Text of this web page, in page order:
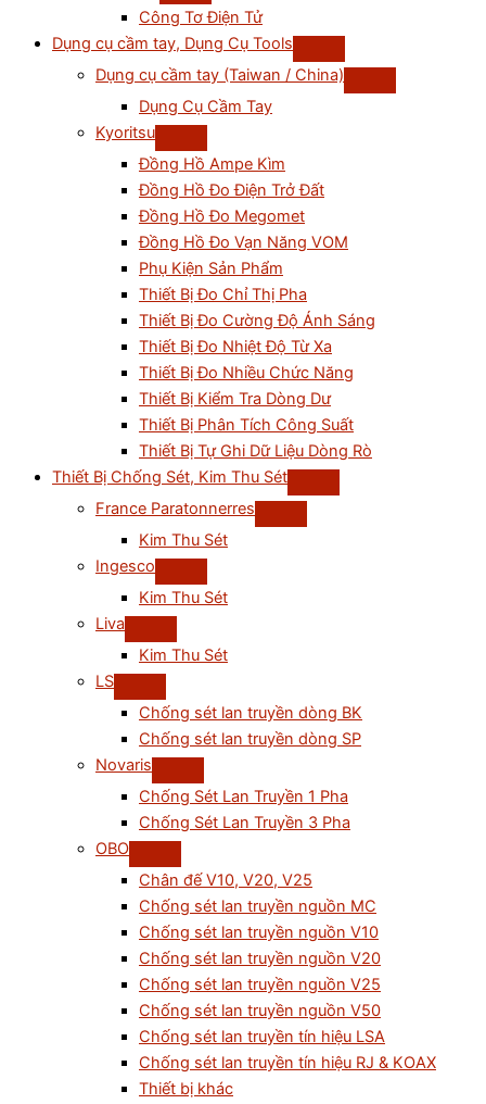
Công Tơ Điện Tử
Dụng cụ cầm tay, Dụng Cụ Tools
Dụng cụ cầm tay (Taiwan / China)
Dụng Cụ Cầm Tay
Kyoritsu
Đồng Hồ Ampe Kìm
Đồng Hồ Đo Điện Trở Đất
Đồng Hồ Đo Megomet
Đồng Hồ Đo Vạn Năng VOM
Phụ Kiện Sản Phẩm
Thiết Bị Đo Chỉ Thị Pha
Thiết Bị Đo Cường Độ Ánh Sáng
Thiết Bị Đo Nhiệt Độ Từ Xa
Thiết Bị Đo Nhiều Chức Năng
Thiết Bị Kiểm Tra Dòng Dư
Thiết Bị Phân Tích Công Suất
Thiết Bị Tự Ghi Dữ Liệu Dòng Rò
Thiết Bị Chống Sét, Kim Thu Sét
France Paratonnerres
Kim Thu Sét
Ingesco
Kim Thu Sét
Liva
Kim Thu Sét
LS
Chống sét lan truyền dòng BK
Chống sét lan truyền dòng SP
Novaris
Chống Sét Lan Truyền 1 Pha
Chống Sét Lan Truyền 3 Pha
OBO
Chân đế V10, V20, V25
Chống sét lan truyền nguồn MC
Chống sét lan truyền nguồn V10
Chống sét lan truyền nguồn V20
Chống sét lan truyền nguồn V25
Chống sét lan truyền nguồn V50
Chống sét lan truyền tín hiệu LSA
Chống sét lan truyền tín hiệu RJ & KOAX
Thiết bị khác